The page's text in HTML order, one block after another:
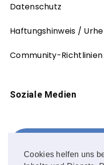
Cookies helfen uns
Datenschutz
Haftungshinweis /
Community-Richtlinien
Soziale Medien
FOLLOW ME!